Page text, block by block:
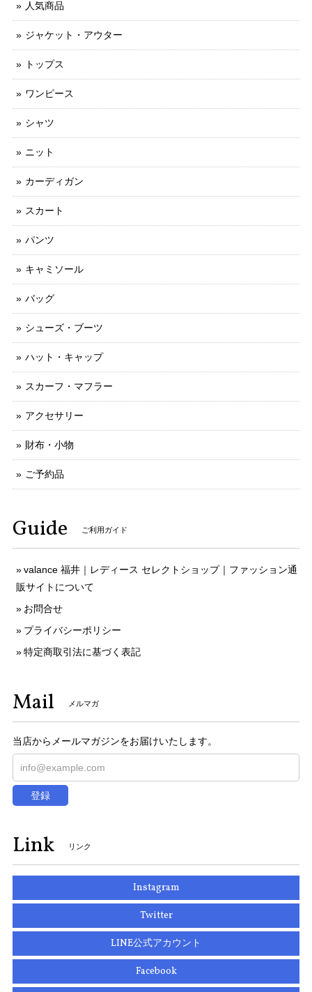
人気商品
ジャケット・アウター
トップス
ワンピース
シャツ
ニット
カーディガン
スカート
パンツ
キャミソール
バッグ
シューズ・ブーツ
ハット・キャップ
スカーフ・マフラー
アクセサリー
財布・小物
ご予約品
Guide ご利用ガイド
valance 福井｜レディース セレクトショップ｜ファッション通
販サイトについて
お問合せ
プライバシーポリシー
特定商取引法に基づく表記
Mail メルマガ
当店からメールマガジンをお届けいたします。
登録
Link リンク
Instagram
Twitter
LINE公式アカウント
Facebook